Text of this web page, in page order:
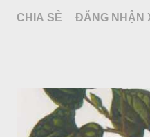
CHIA SẺ ĐĂNG NHẬN